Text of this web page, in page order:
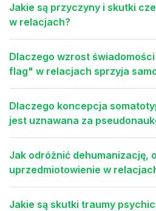
Jakie są przyczyny i skutki
w relacjach?
Dlaczego wzrost
flag" w relacjach sprzyja
Dlaczego koncepcja
jest uznawana za
Jak odróżnić dehumanizację,
uprzedmiotowienie w
Jakie są skutki traumy